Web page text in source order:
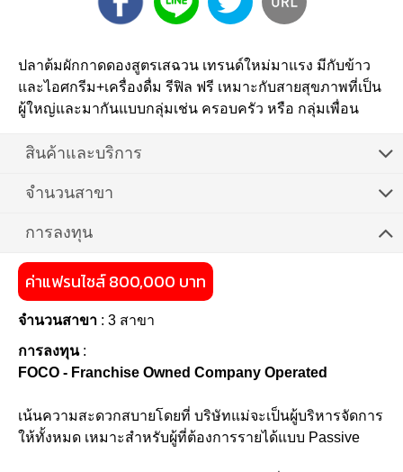
ปลาต้มผักกาดดองสูตรเสฉวน เทรนด์ใหม่มาแรง มีกับข้าว
และไอศกรีม+เครื่องดื่ม รีฟิล ฟรี เหมาะกับสายสุขภาพที่เป็น
ผู้ใหญ่และมากันแบบกลุ่มเช่น ครอบครัว หรือ กลุ่มเพื่อน
สินค้าและบริการ
จำนวนสาขา
การลงทุน
ค่าแฟรนไชส์ 800,000 บาท
จำนวนสาขา : 3 สาขา
การลงทุน:
FOCO - Franchise Owned Company Operated
เน้นความสะดวกสบายโดยที่ บริษัทแม่จะเป็นผู้บริหารจัดการ
ให้ทั้งหมด เหมาะสำหรับผู้ที่ต้องการรายได้แบบ Passive